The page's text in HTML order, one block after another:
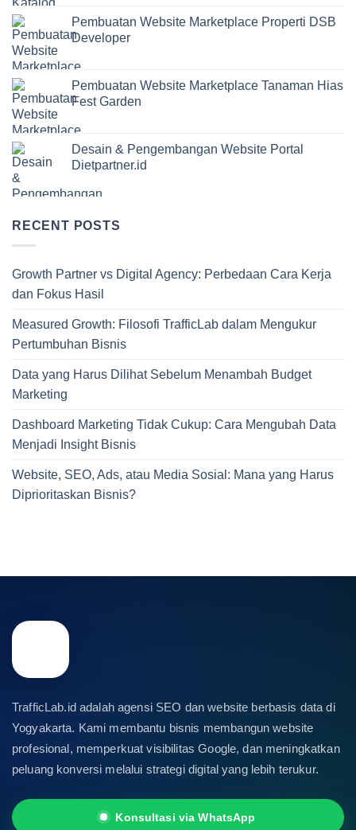
Pembuatan Website Marketplace Properti DSB
Developer
Pembuatan Website Marketplace Tanaman Hias
Fest Garden
Desain & Pengembangan Website Portal
Dietpartner.id
RECENT POSTS
Growth Partner vs Digital Agency: Perbedaan Cara Kerja
dan Fokus Hasil
Measured Growth: Filosofi TrafficLab dalam Mengukur
Pertumbuhan Bisnis
Data yang Harus Dilihat Sebelum Menambah Budget
Marketing
Dashboard Marketing Tidak Cukup: Cara Mengubah Data
Menjadi Insight Bisnis
Website, SEO, Ads, atau Media Sosial: Mana yang Harus
Diprioritaskan Bisnis?
TrafficLab.id adalah agensi SEO dan website berbasis data di
Yogyakarta. Kami membantu bisnis membangun website
profesional, memperkuat visibilitas Google, dan meningkatkan
peluang konversi melalui strategi digital yang lebih terukur.
Konsultasi via WhatsApp